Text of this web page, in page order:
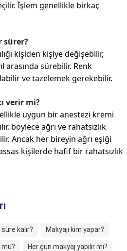
İşlem genellikle birkaç
sürer?
kişiden kişiye değişebilir,
arasında sürebilir. Renk
ve tazelemek gerekebilir.
verir mi?
uygun bir anestezi kremi
böylece ağrı ve rahatsızlık
Ancak her bireyin ağrı eşiği
kişilerde hafif bir rahatsızlık
kalır? Makyajı kim yapar?
mu? Her gün makyaj yapılır mı?